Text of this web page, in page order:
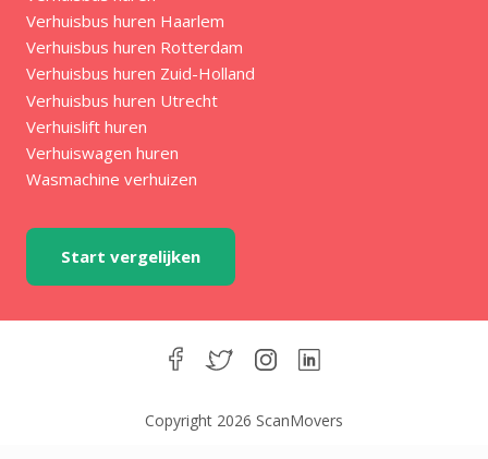
Verhuisbus huren Haarlem
Verhuisbus huren Rotterdam
Verhuisbus huren Zuid-Holland
Verhuisbus huren Utrecht
Verhuislift huren
Verhuiswagen huren
Wasmachine verhuizen
Start vergelijken
Copyright 2026 ScanMovers